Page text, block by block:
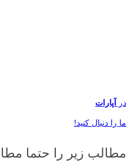
در آپارات
ما را دنبال کنید!
مطالب زیر را حتما